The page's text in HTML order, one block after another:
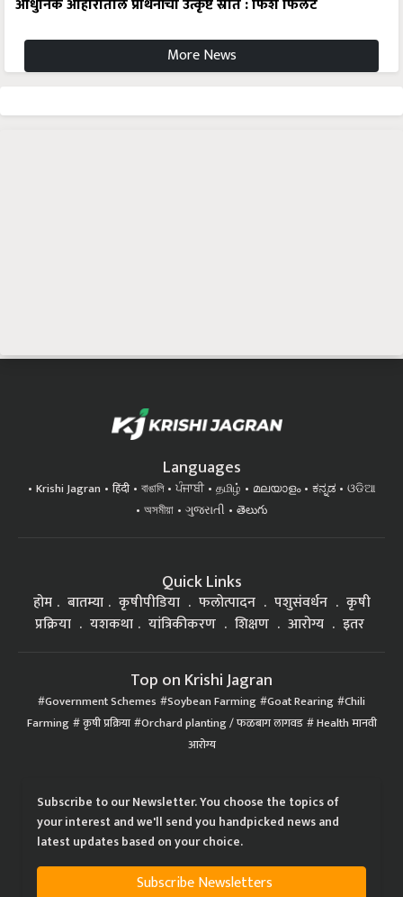
More News
বাঙালি ਪੰਜਾਬੀ தமிழ்
অসমীয়া
ગુજરાતી తెలుగు
कृषीपीडिया फलोत्पादन
प्रक्रिया
यशकथा यांत्रिकीकरण शिक्षण आरोग्य इतर
Government Schemes Soybean Farming Goat Rearing
Farming कृषी प्रक्रिया Orchard planting / फळबाग लागवड Health मानवी
आरोग्य
your interest and we'll send you handpicked news and
latest updates based on your choice.
Subscribe Newsletters